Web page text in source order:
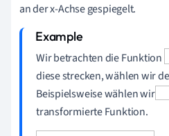
an der x-Achse gespiegelt.
Wir betrachten die Funktion
diese strecken, wählen wir
Beispielsweise wählen wir
transformierte Funktion.